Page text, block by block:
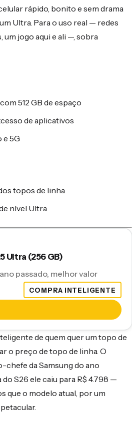
rápido, bonito e sem drama
Ultra. Para o uso real — redes
um jogo aqui e ali —, sobra
512 GB de espaço
de aplicativos
e 5G
topos de linha
nível Ultra
Ultra (256 GB)
passado, melhor valor
COMPRA INTELIGENTE
de quem quer um topo de
o preço de topo de linha. O
chefe da Samsung do ano
do S26 ele caiu para R$ 4.798 —
que o modelo atual, por um